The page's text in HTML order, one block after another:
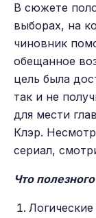
В сюжете
выборах, на
чиновник
обещанное
цель была
так и не
для мести
Клэр.
сериал,
Что